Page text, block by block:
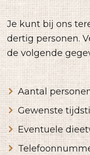
Je kunt bij ons
dertig personen.
de volgende
Aantal
Gewenste
Eventuele